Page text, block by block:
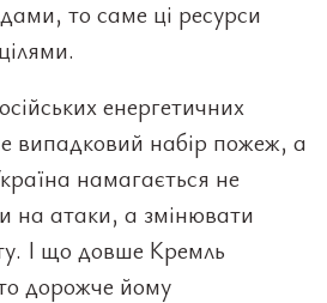
то саме ці ресурси
енергетичних
випадковий набір пожеж, а
намагається не
на атаки, а змінювати
І що довше Кремль
дорожче йому